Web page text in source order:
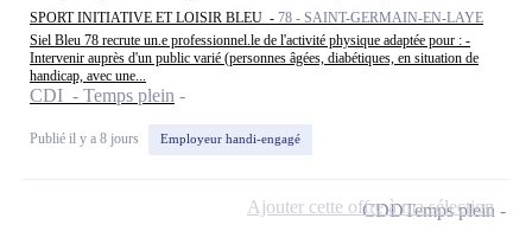
SPORT INITIATIVE ET LOISIR BLEU - 78 - SAINT-GERMAIN-EN-LAYE
Siel Bleu 78 recrute un.e professionnel.le de l'activité physique adaptée pour : -
Intervenir auprès d'un public varié (personnes âgées, diabétiques, en situation de
handicap, avec une...
CDI - Temps plein
Publié il y a 8 jours Employeur handi-engagé
CDDTemps plein
Ajouter cette offre à ma sélection